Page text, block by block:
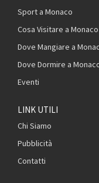
Sport a Monaco
Cosa Visitare a Monaco
Dove Mangiare a
Dove Dormire a
Eventi
LINK UTILI
Chi Siamo
Pubblicità
Contatti